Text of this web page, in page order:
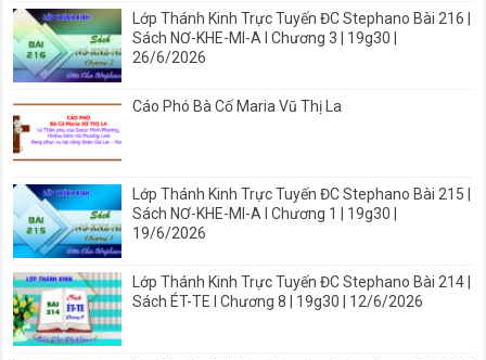
Lớp Thánh Kinh Trực Tuyến ĐC Stephano Bài 216 |
Sách NƠ-KHE-MI-A I Chương 3 | 19g30 |
26/6/2026
Cáo Phó Bà Cố Maria Vũ Thị La
Lớp Thánh Kinh Trực Tuyến ĐC Stephano Bài 215 |
Sách NƠ-KHE-MI-A I Chương 1 | 19g30 |
19/6/2026
Lớp Thánh Kinh Trực Tuyến ĐC Stephano Bài 214 |
Sách ÉT-TE I Chương 8 | 19g30 | 12/6/2026